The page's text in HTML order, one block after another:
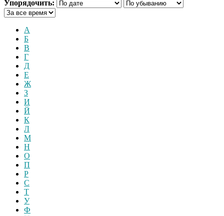
Упорядочить:
А
Б
В
Г
Д
Е
Ж
З
И
Й
К
Л
М
Н
О
П
Р
С
Т
У
Ф